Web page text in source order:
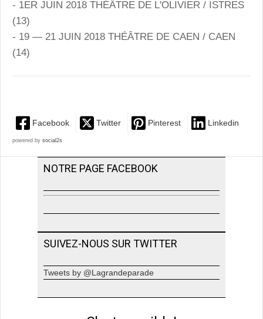
- 1ER JUIN 2018 THÉÂTRE DE L'OLIVIER / ISTRES
(13)
- 19 — 21 JUIN 2018 THÉÂTRE DE CAEN / CAEN
(14)
Facebook Twitter Pinterest Linkedin
powered by social2s
NOTRE PAGE FACEBOOK
SUIVEZ-NOUS SUR TWITTER
Tweets by @Lagrandeparade